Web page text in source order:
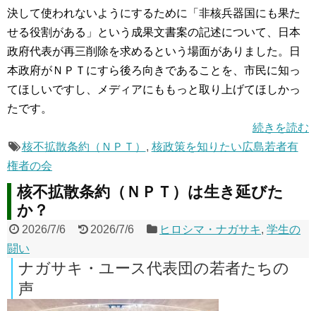
決して使われないようにするために「非核兵器国にも果た
せる役割がある」という成果文書案の記述について、日本
政府代表が再三削除を求めるという場面がありました。日
本政府がＮＰＴにすら後ろ向きであることを、市民に知っ
てほしいですし、メディアにももっと取り上げてほしかっ
たです。
続きを読む
核不拡散条約（ＮＰＴ） , 核政策を知りたい広島若者有
権者の会
核不拡散条約（ＮＰＴ）は生き延びた
か？
2026/7/6 2026/7/6 ヒロシマ・ナガサキ,学生の
闘い
ナガサキ・ユース代表団の若者たちの
声